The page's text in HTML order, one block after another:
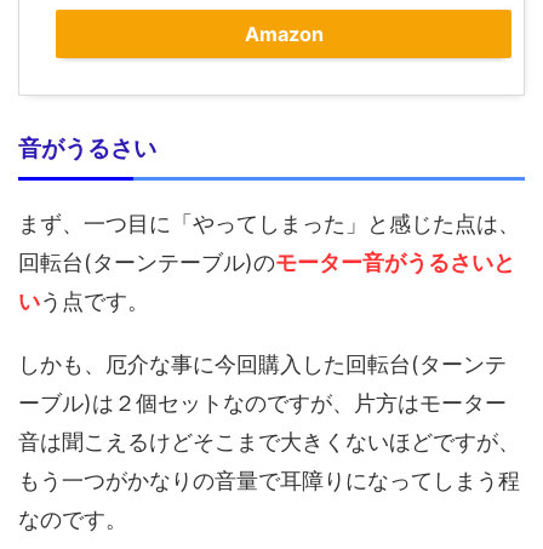
Amazon
音がうるさい
まず、一つ目に「やってしまった」と感じた点は、
回転台(ターンテーブル)のモーター音がうるさいと
いう点です。
しかも、厄介な事に今回購入した回転台(ターンテ
ーブル)は２個セットなのですが、片方はモーター
音は聞こえるけどそこまで大きくないほどですが、
もう一つがかなりの音量で耳障りになってしまう程
なのです。